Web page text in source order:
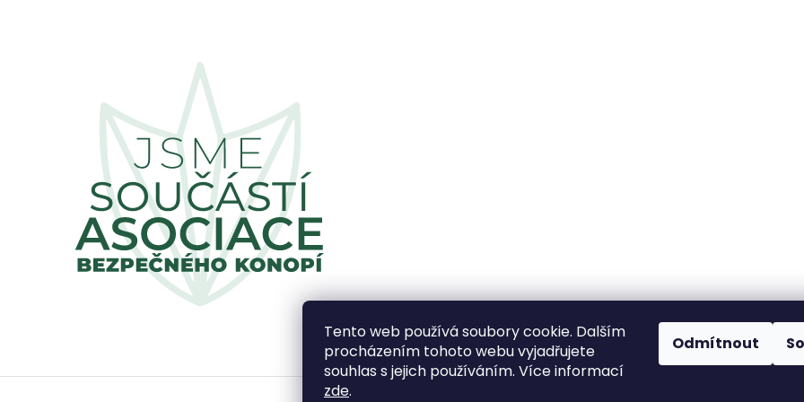
Tento web používá soubory cookie. Dalším
procházením tohoto webu vyjadřujete
souhlas s jejich používáním. Více informací
zde.
Odmítnout